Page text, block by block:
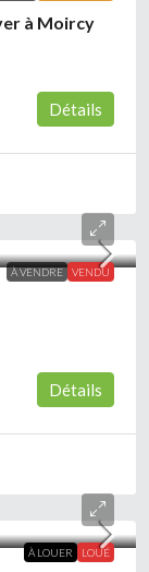
à Moircy
Détails
À VENDRE VENDU
Détails
À LOUER LOUÉ